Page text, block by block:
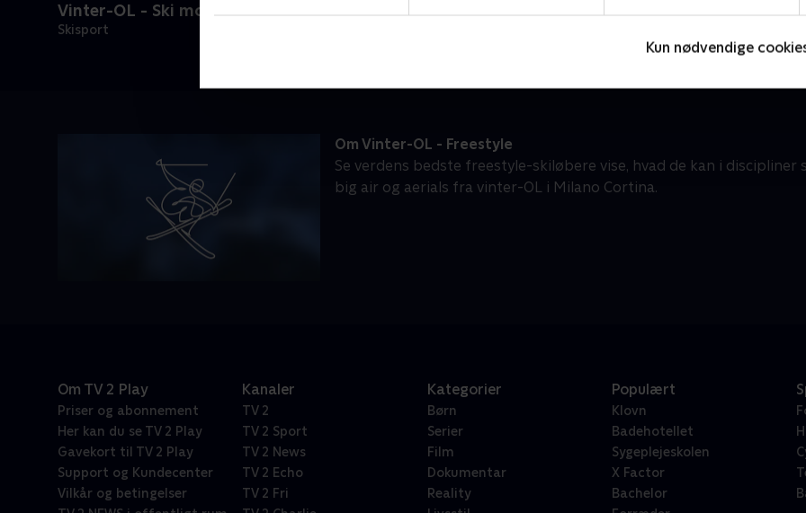
Kun nødvendige
Vinter-OL - Ski mountaineering
Skisport
Om Vinter-OL - Freestyle
Se verdens bedste freestyle-skiløbere vise, hvad de kan i
big air og aerials fra vinter-OL i Milano Cortina.
Om TV 2 Play
Priser og abonnement
Her kan du se TV 2 Play
Gavekort til TV 2 Play
Support og Kundecenter
Vilkår og betingelser
Kanaler
TV 2
TV 2 Sport
TV 2 News
TV 2 Echo
TV 2 Fri
Kategorier
Børn
Serier
Film
Dokumentar
Reality
Populært
Klovn
Badehotellet
Sygeplejeskolen
X Factor
Bachelor